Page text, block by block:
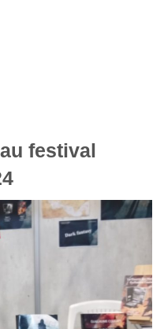
festival